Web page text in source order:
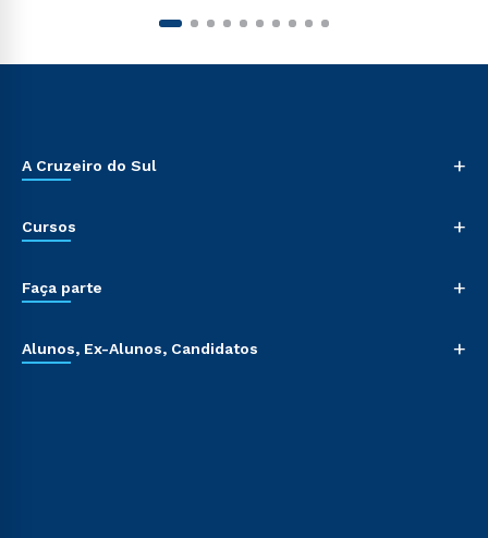
A Cruzeiro do Sul +
Cursos +
Faça parte +
Alunos, Ex-Alunos, Candidatos +